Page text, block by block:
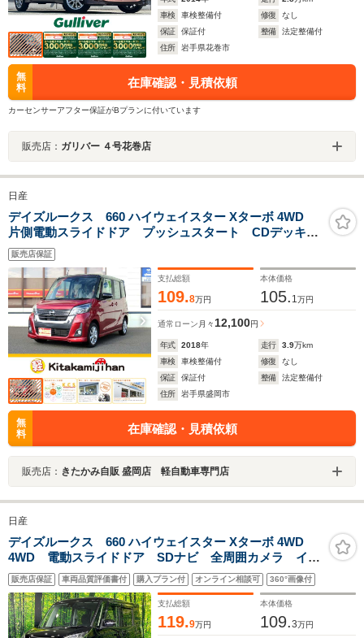
車検
車検整備付 修復
なし
保証
保証付 整備
法定整備付
住所
岩手県花巻市
無
料
在庫確認・見積依頼
カーセンサーアフター保証がBプランに付いています
販売店： ガリバー ４号花巻店
日産
デイズルークス 660 ハイウェイスター Xターボ 4WD
片側電動スライドドア プッシュスタート CDデッキ
アラウンドビューモニター アイドリングストップ オ
ートエアコン
販売店保証
支払総額
109.8万円
本体価格
105. 1万円
通常ローン 月々12,100円
年式 2018年 走行 3.9万km
車検
車検整備付 修復
なし
保証
保証付 整備
法定整備付
住所
岩手県盛岡市
無
料
在庫確認・見積依頼
販売店： きたかみ自販 盛岡店 軽自動車専門店
日産
デイズルークス 660 ハイウェイスター Xターボ 4WD
4WD 電動スライドドア SDナビ 全周囲カメラ イン
テリジェントエマージェンシーブレーキ シートヒータ
ー クリアランスソナー スマートキー LEDヘッド
ETC オートハイビーム 車線逸脱警報
販売店保証 車両品質評価書付 購入プラン付 オンライン相談可 360°画像付
支払総額
119.9万円
本体価格
109.3万円